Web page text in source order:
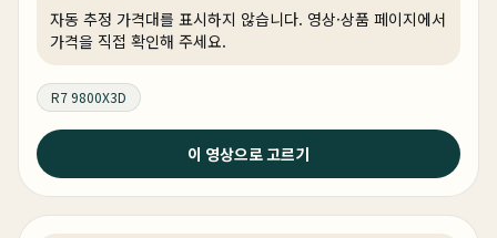
자동 추정 가격대를 표시하지 않습니다. 영상·상품 페이지에서
가격을 직접 확인해 주세요.
R7 9800X3D
이 영상으로 고르기
2026년 6월 24일
2026 상반기 최고의 아웃풋 리안리 O11 VISION-M 최대
한 컴팩트하게! 디자인 퀄리티는 지키면서 쿨링성능 확장
성 다 놓치지 않은 시스템 입니다.